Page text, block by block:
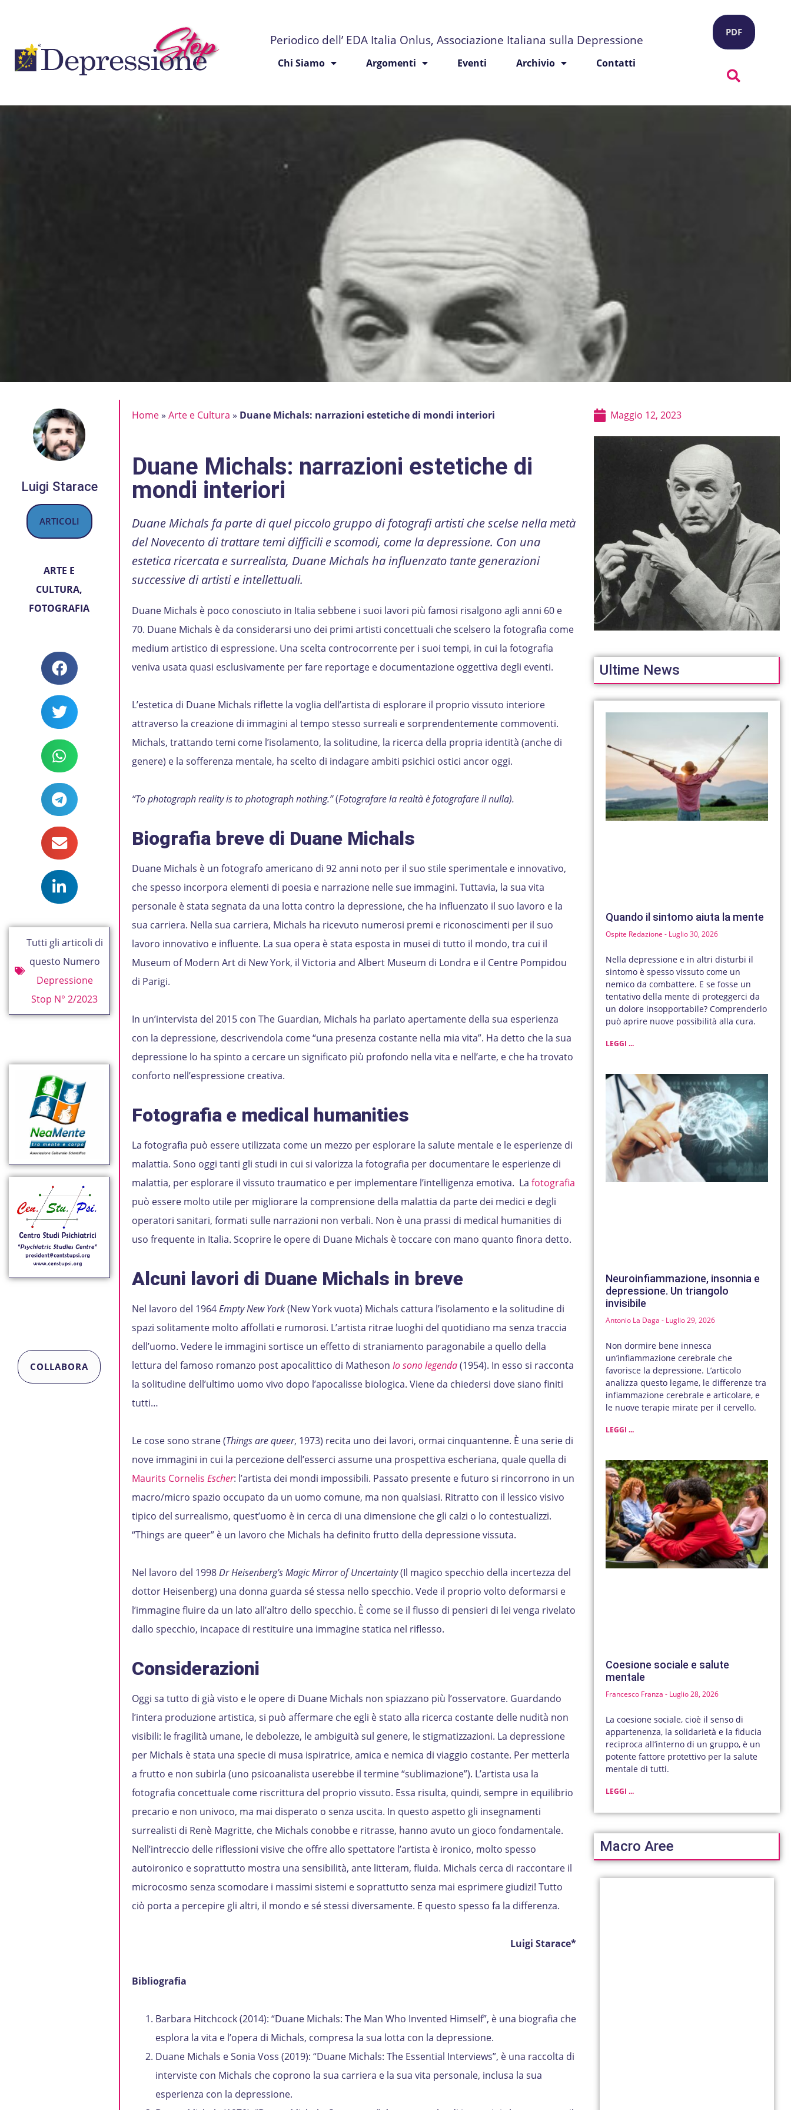
Periodico dell’ EDA Italia Onlus, Associazione Italiana sulla Depressione
Chi Siamo Argomenti Eventi Archivio Contatti
PDF
Luigi Starace
ARTICOLI
ARTE E
CULTURA,
FOTOGRAFIA
Tutti gli articoli di
questo Numero
Depressione
Stop N° 2/2023
COLLABORA
Home» Arte e Cultura » Duane Michals: narrazioni estetiche di mondi interiori
Duane Michals: narrazioni estetiche di
mondi interiori
Duane Michals fa parte di quel piccolo gruppo di fotografi artisti che scelse nella metà
del Novecento di trattare temi difficili e scomodi, come la depressione. Con una
estetica ricercata e surrealista, Duane Michals ha influenzato tante generazioni
successive di artisti e intellettuali.
Duane Michals è poco conosciuto in Italia sebbene i suoi lavori più famosi risalgono agli anni 60 e
70. Duane Michals è da considerarsi uno dei primi artisti concettuali che scelsero la fotografia come
medium artistico di espressione. Una scelta controcorrente per i suoi tempi, in cui la fotografia
veniva usata quasi esclusivamente per fare reportage e documentazione oggettiva degli eventi.
L’estetica di Duane Michals riflette la voglia dell’artista di esplorare il proprio vissuto interiore
attraverso la creazione di immagini al tempo stesso surreali e sorprendentemente commoventi.
Michals, trattando temi come l’isolamento, la solitudine, la ricerca della propria identità (anche di
genere) e la sofferenza mentale, ha scelto di indagare ambiti psichici ostici ancor oggi.
“To photograph reality is to photograph nothing.”(Fotografare la realtà è fotografare il nulla).
Biografia breve di Duane Michals
Duane Michals è un fotografo americano di 92 anni noto per il suo stile sperimentale e innovativo,
che spesso incorpora elementi di poesia e narrazione nelle sue immagini. Tuttavia, la sua vita
personale è stata segnata da una lotta contro la depressione, che ha influenzato il suo lavoro e la
sua carriera. Nella sua carriera, Michals ha ricevuto numerosi premi e riconoscimenti per il suo
lavoro innovativo e influente. La sua opera è stata esposta in musei di tutto il mondo, tra cui il
Museum of Modern Art di New York, il Victoria and Albert Museum di Londra e il Centre Pompidou
di Parigi.
In un’intervista del 2015 con The Guardian, Michals ha parlato apertamente della sua esperienza
con la depressione, descrivendola come “una presenza costante nella mia vita”. Ha detto che la sua
depressione lo ha spinto a cercare un significato più profondo nella vita e nell’arte, e che ha trovato
conforto nell’espressione creativa.
Fotografia e medical humanities
La fotografia può essere utilizzata come un mezzo per esplorare la salute mentale e le esperienze di
malattia. Sono oggi tanti gli studi in cui si valorizza la fotografia per documentare le esperienze di
malattia, per esplorare il vissuto traumatico e per implementare l’intelligenza emotiva. La fotografia
può essere molto utile per migliorare la comprensione della malattia da parte dei medici e degli
operatori sanitari, formati sulle narrazioni non verbali. Non è una prassi di medical humanities di
uso frequente in Italia. Scoprire le opere di Duane Michals è toccare con mano quanto finora detto.
Alcuni lavori di Duane Michals in breve
Nel lavoro del 1964Empty New York(New York vuota) Michals cattura l’isolamento e la solitudine di
spazi solitamente molto affollati e rumorosi. L’artista ritrae luoghi del quotidiano ma senza traccia
dell’uomo. Vedere le immagini sortisce un effetto di straniamento paragonabile a quello della
lettura del famoso romanzo post apocalittico di Matheson Io sono legenda(1954). In esso si racconta
la solitudine dell’ultimo uomo vivo dopo l’apocalisse biologica. Viene da chiedersi dove siano finiti
tutti…
Le cose sono strane (Things are queer, 1973) recita uno dei lavori, ormai cinquantenne. È una serie di
nove immagini in cui la percezione dell’esserci assume una prospettiva escheriana, quale quella di
Maurits Cornelis Escher: l’artista dei mondi impossibili. Passato presente e futuro si rincorrono in un
macro/micro spazio occupato da un uomo comune, ma non qualsiasi. Ritratto con il lessico visivo
tipico del surrealismo, quest’uomo è in cerca di una dimensione che gli calzi o lo contestualizzi.
“Things are queer” è un lavoro che Michals ha definito frutto della depressione vissuta.
Nel lavoro del 1998Dr Heisenberg’s Magic Mirror of Uncertainty(Il magico specchio della incertezza del
dottor Heisenberg) una donna guarda sé stessa nello specchio. Vede il proprio volto deformarsi e
l’immagine fluire da un lato all’altro dello specchio. È come se il flusso di pensieri di lei venga rivelato
dallo specchio, incapace di restituire una immagine statica nel riflesso.
Considerazioni
Oggi sa tutto di già visto e le opere di Duane Michals non spiazzano più l’osservatore. Guardando
l’intera produzione artistica, si può affermare che egli è stato alla ricerca costante delle nudità non
visibili: le fragilità umane, le debolezze, le ambiguità sul genere, le stigmatizzazioni. La depressione
per Michals è stata una specie di musa ispiratrice, amica e nemica di viaggio costante. Per metterla
a frutto e non subirla (uno psicoanalista userebbe il termine “sublimazione”). L’artista usa la
fotografia concettuale come riscrittura del proprio vissuto. Essa risulta, quindi, sempre in equilibrio
precario e non univoco, ma mai disperato o senza uscita. In questo aspetto gli insegnamenti
surrealisti di Renè Magritte, che Michals conobbe e ritrasse, hanno avuto un gioco fondamentale.
Nell’intreccio delle riflessioni visive che offre allo spettatore l’artista è ironico, molto spesso
autoironico e soprattutto mostra una sensibilità, ante litteram, fluida. Michals cerca di raccontare il
microcosmo senza scomodare i massimi sistemi e soprattutto senza mai esprimere giudizi! Tutto
ciò porta a percepire gli altri, il mondo e sé stessi diversamente. E questo spesso fa la differenza.
Luigi Starace*
Bibliografia
Barbara Hitchcock (2014): “Duane Michals: The Man Who Invented Himself”, è una biografia che
esplora la vita e l’opera di Michals, compresa la sua lotta con la depressione.
Duane Michals e Sonia Voss (2019): “Duane Michals: The Essential Interviews”, è una raccolta di
interviste con Michals che coprono la sua carriera e la sua vita personale, inclusa la sua
esperienza con la depressione.
Maggio 12, 2023
Ultime News
Quando il sintomo aiuta la mente
Ospite Redazione Luglio 30, 2026
Nella depressione e in altri disturbi il
sintomo è spesso vissuto come un
nemico da combattere. E se fosse un
tentativo della mente di proteggerci da
un dolore insopportabile? Comprenderlo
può aprire nuove possibilità alla cura.
LEGGI ...
Neuroinfiammazione, insonnia e
depressione. Un triangolo
invisibile
Antonio La Daga Luglio 29, 2026
Non dormire bene innesca
un’infiammazione cerebrale che
favorisce la depressione. L’articolo
analizza questo legame, le differenze tra
infiammazione cerebrale e articolare, e
le nuove terapie mirate per il cervello.
LEGGI ...
Coesione sociale e salute
mentale
Francesco Franza Luglio 28, 2026
La coesione sociale, cioè il senso di
appartenenza, la solidarietà e la fiducia
reciproca all’interno di un gruppo, è un
potente fattore protettivo per la salute
mentale di tutti.
LEGGI ...
Macro Aree